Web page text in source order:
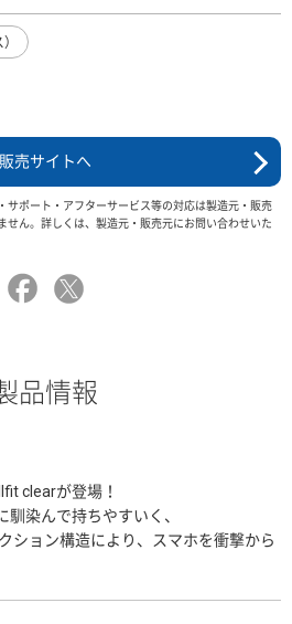
販売サイトへ
サポート・アフターサービス等の対応は製造元・販売
せん。詳しくは、製造元・販売元にお問い合わせいた
品情報
clearが登場！
染んで持ちやすいく、
ション構造により、スマホを衝撃から